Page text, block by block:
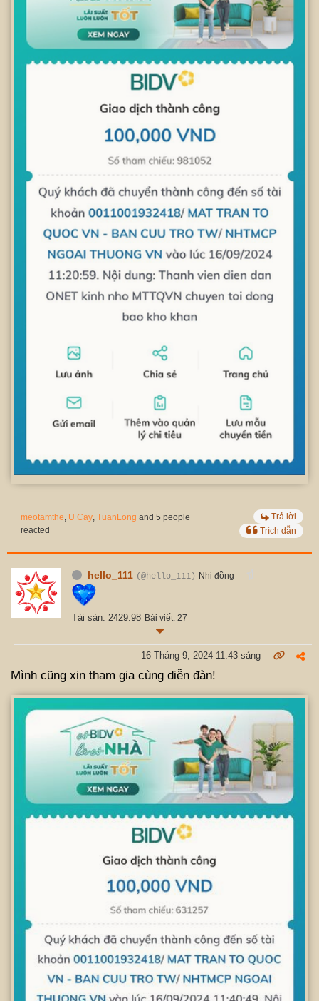
meotamthe, U Cay, TuanLong and 5 people
reacted
Trả lời
Trích dẫn
hello_111 (@hello_111) Nhi đồng
Tài sản: 2429.98 Bài viết: 27
16 Tháng 9, 2024 11:43 sáng
Mình cũng xin tham gia cùng diễn đàn!